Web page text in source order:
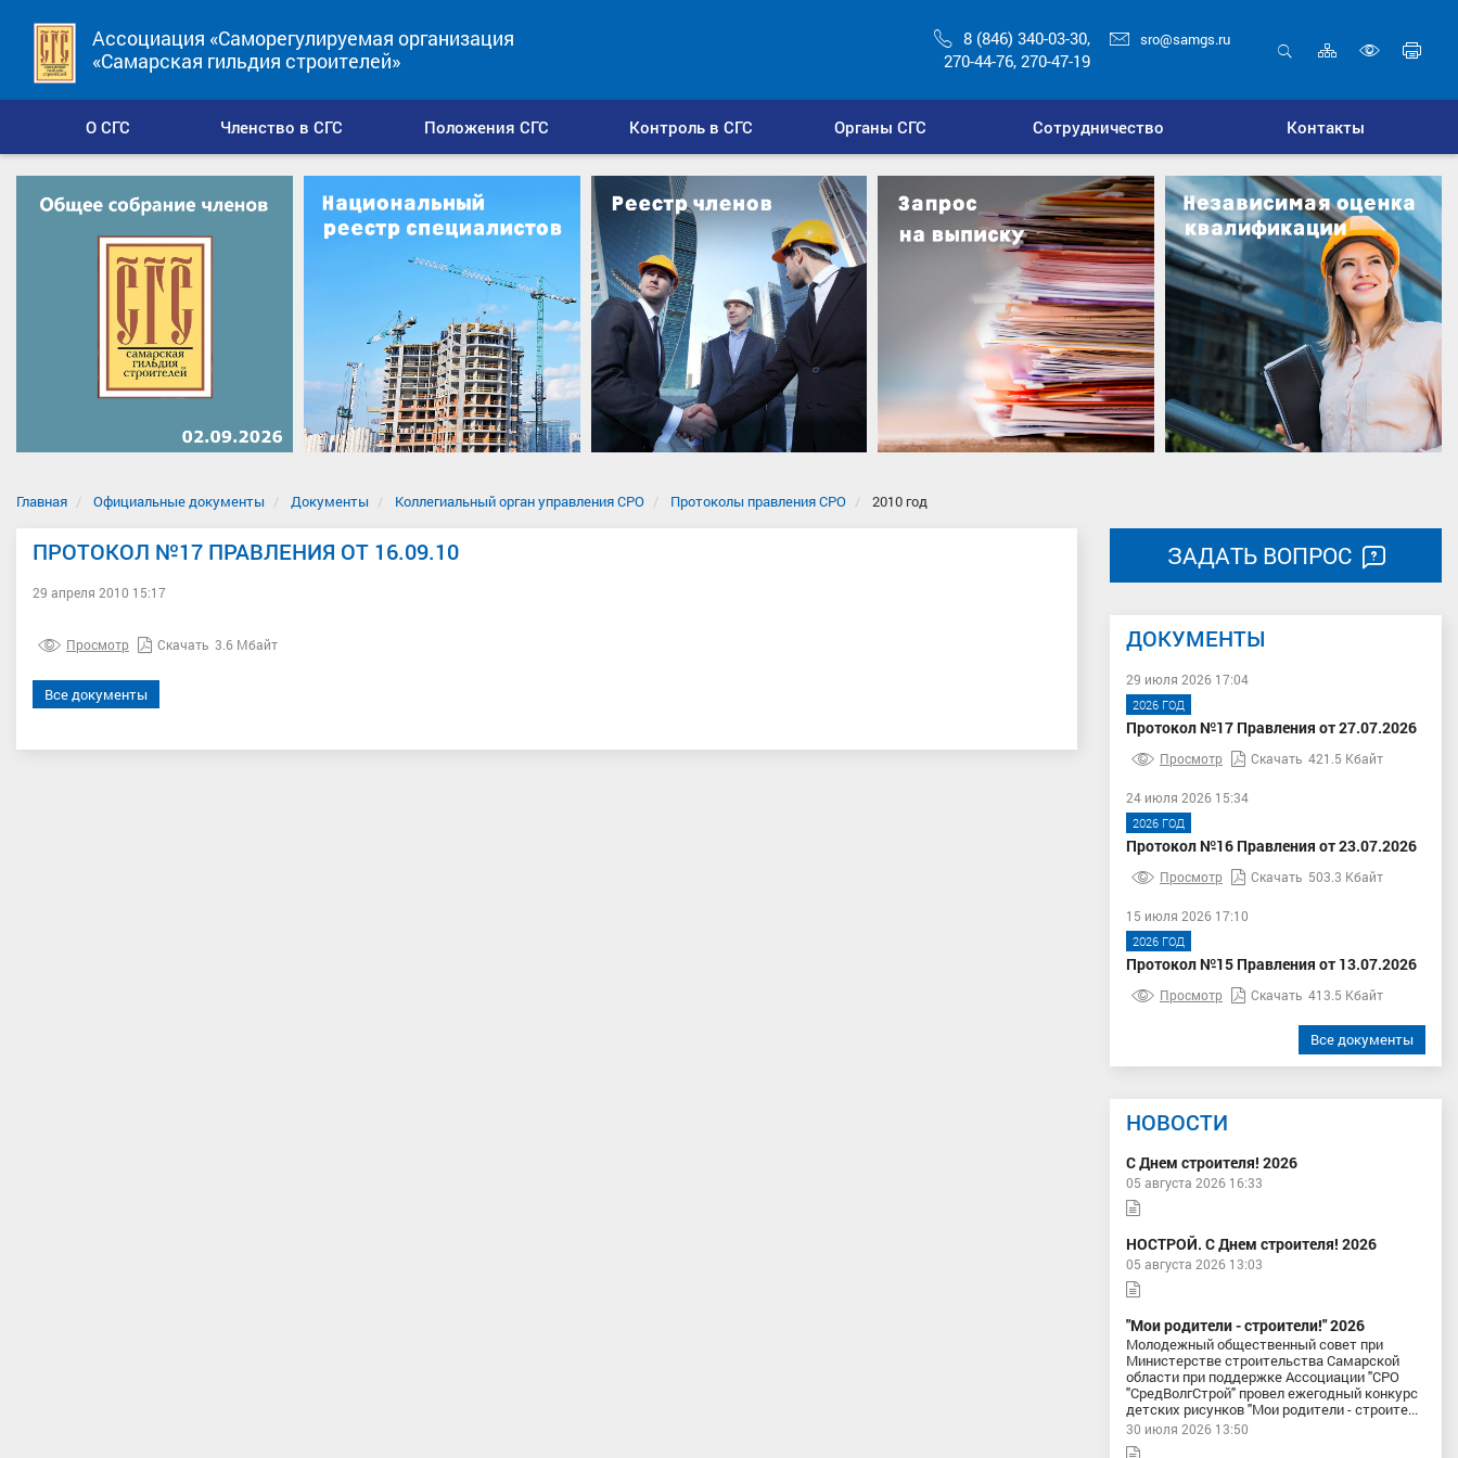
Ассоциация «Саморегулируемая организация
«Самарская гильдия строителей»
8 (846) 340-03-30,
270-44-76, 270-47-19
sro@samgs.ru Карта
сайта
О СГС Членство в СГС Положения СГС Контроль в СГС Органы СГС Сотрудничество Контакты
Главная Официальные документы Документы Коллегиальный орган управления СРО Протоколы правления СРО 2010 год
ПРОТОКОЛ №17 ПРАВЛЕНИЯ ОТ 16.09.10
29 апреля 2010 15:17
Просмотр Скачать 3.6 Мбайт
Все документы
ЗАДАТЬ ВОПРОС
ДОКУМЕНТЫ
29 июля 2026 17:04
2026 ГОД
Протокол №17 Правления от 27.07.2026
Просмотр Скачать 421.5 Кбайт
24 июля 2026 15:34
2026 ГОД
Протокол №16 Правления от 23.07.2026
Просмотр Скачать 503.3 Кбайт
15 июля 2026 17:10
2026 ГОД
Протокол №15 Правления от 13.07.2026
Просмотр Скачать 413.5 Кбайт
Все документы
НОВОСТИ
С Днем строителя! 2026
05 августа 2026 16:33
НОСТРОЙ. С Днем строителя! 2026
05 августа 2026 13:03
"Мои родители - строители!" 2026
Молодежный общественный совет при
Министерстве строительства Самарской
области при поддержке Ассоциации "СРО
"СредВолгСтрой" провел ежегодный конкурс
детских рисунков "Мои родители - строите...
30 июля 2026 13:50